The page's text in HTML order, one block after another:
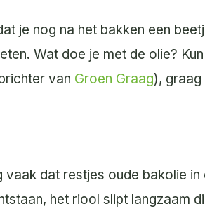
je nog na het bakken een
Wat doe je met de olie?
van Groen Graag), graag
vaak dat restjes oude bakolie
het riool slipt langzaam